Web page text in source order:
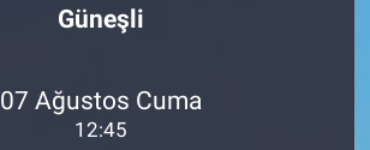
Güneşli
07 Ağustos Cuma
12:45